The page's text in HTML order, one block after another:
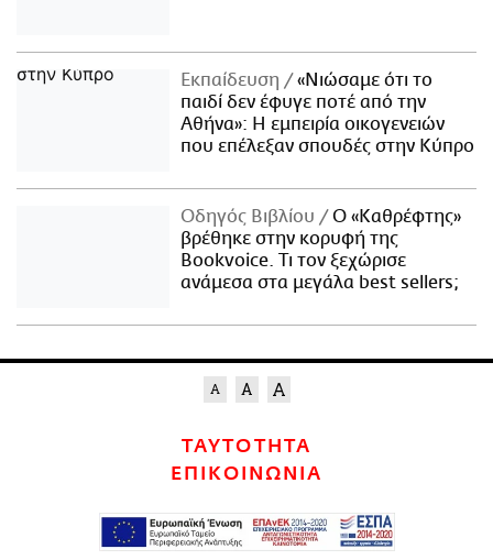
Εκπαίδευση
«Νιώσαμε ότι το
παιδί δεν έφυγε ποτέ από την
Αθήνα»: Η εμπειρία οικογενειών
που επέλεξαν σπουδές στην Κύπρο
Οδηγός Βιβλίου
Ο «Καθρέφτης»
βρέθηκε στην κορυφή της
Bookvoice. Τι τον ξεχώρισε
ανάμεσα στα μεγάλα best sellers;
ΤΑΥΤΟΤΗΤΑ
ΕΠΙΚΟΙΝΩΝΙΑ